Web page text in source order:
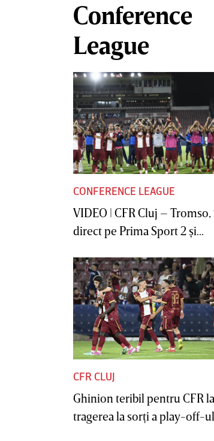
Conference
League
CONFERENCE LEAGUE
VIDEO | CFR Cluj –
direct pe Prima Sport 2 şi...
CFR CLUJ
Ghinion teribil pentru CFR la
tragerea la sorţi a play-off-